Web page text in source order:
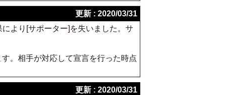
更新 : 2020/03/31
より[サポーター]を失いました。サ
。相手が対応して宣言を行った時点
更新 : 2020/03/31